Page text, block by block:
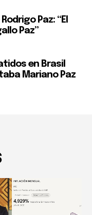
Paz: “El
Paz”
en Brasil
Mariano Paz